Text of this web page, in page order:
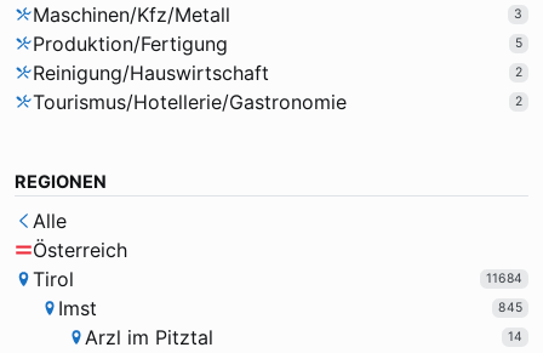
Maschinen/Kfz/Metall 3
Produktion/Fertigung 5
Reinigung/Hauswirtschaft 2
Tourismus/Hotellerie/Gastronomie 2
REGIONEN
Alle
Österreich
Tirol
11684
Imst 845
Arzl im Pitztal 14